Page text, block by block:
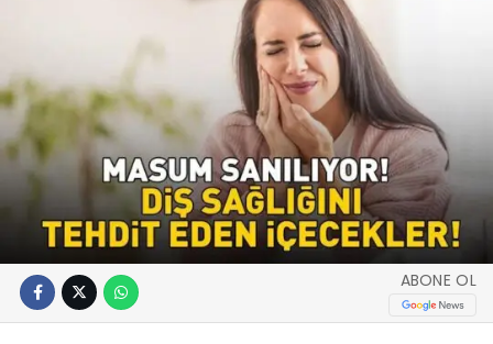
ABONE OL